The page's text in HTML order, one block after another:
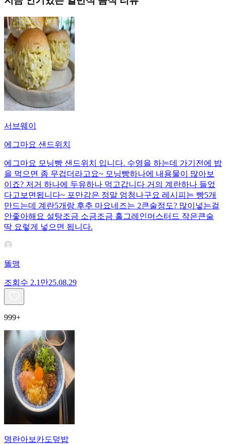
서브웨이
에그마요 샌드위치
에그마요 모닝빵 샌드위치 입니다. 수영을 하는데 가기전에 밥
을 먹으면 좀 무겁더라고요~ 모닝빵하나에 내용물이 많아보
이죠? 저거 하나에 두유하나 먹고갑니다 거의 계란하나 들었
다고보면됩니다~ 포만감은 정말 엄청나구요 레시피는 빵5개
만드는데 계란5개랑 후추 마요네즈는 2큰술정도? 많이넣는걸
안좋아해요 설탕조금 소금조금 홀그레인머스터드 작은큰술
딱 요렇게 넣으면 됩니다.
똘맹
조회수 2.1만25.08.29
999+
명란아보카도덮밥